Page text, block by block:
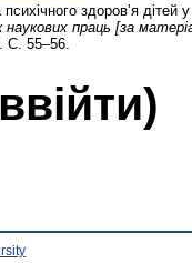
психічного здоров’я дітей
наукових праць [за
С. 55–56.